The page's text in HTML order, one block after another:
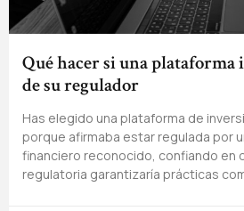
Qué hacer si una plataforma
de su regulador
Has elegido una plataforma de
porque afirmaba estar regulada por
financiero reconocido, confiando en
regulatoria garantizaría prácticas